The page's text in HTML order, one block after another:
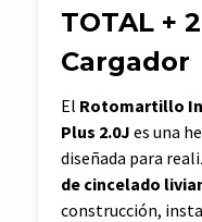
TOTAL +
Cargador
El Rotomartillo
Plus 2.0J es una
diseñada para
de cincelado
construcción,